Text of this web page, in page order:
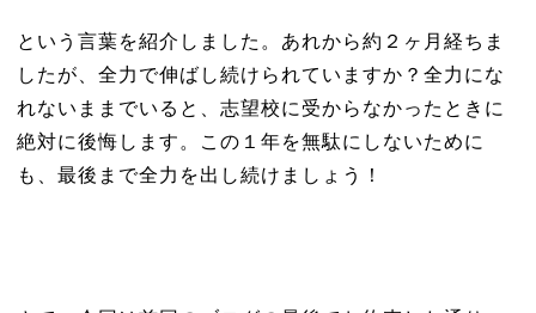
という言葉を紹介しました。あれから約２ヶ月経ちま
したが、全力で伸ばし続けられていますか？全力にな
れないままでいると、志望校に受からなかったときに
絶対に後悔します。この１年を無駄にしないために
も、最後まで全力を出し続けましょう！